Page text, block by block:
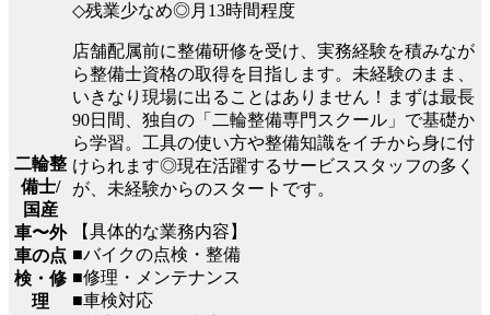
二輪整
備士/
国産
車〜外
車の点
検・修
理
◇残業少なめ◎月13時間程度
店舗配属前に整備研修を受け、実務経験を積みなが
ら整備士資格の取得を目指します。未経験のまま、
いきなり現場に出ることはありません！まずは最長
90日間、独自の「二輪整備専門スクール」で基礎か
ら学習。工具の使い方や整備知識をイチから身に付
けられます◎現在活躍するサービススタッフの多く
が、未経験からのスタートです。
【具体的な業務内容】
■バイクの点検・整備
■修理・メンテナンス
■車検対応